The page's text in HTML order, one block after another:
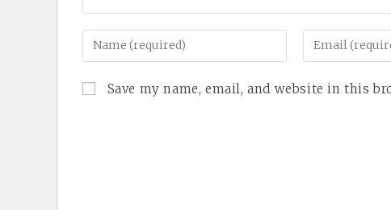
Enter
your
name
or
Enter
your
Save my name, email, and website in this